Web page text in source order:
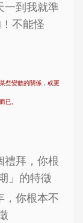
一到我就準
不能怪
些變數的關係，或更
已。
禮拜，你根
」的特徵
，你根本不